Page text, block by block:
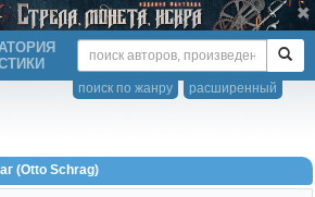
расширенный
поиск по жанру
(Otto Schrag)